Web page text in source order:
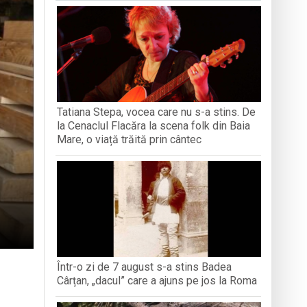
dedicat marelui voievod, la
stres, iar una dezvoltă anxietate,
orașul dintr-o perspectivă diferită
propriul talisman „prinzător de vise”
Baia Mare, o viață trăită prin cântec
Tatiana Stepa, vocea care nu s-a stins. De
la Cenaclul Flacăra la scena folk din Baia
Mare, o viață trăită prin cântec
Într-o zi de 7 august s-a stins Badea
Cârțan, „dacul” care a ajuns pe jos la Roma